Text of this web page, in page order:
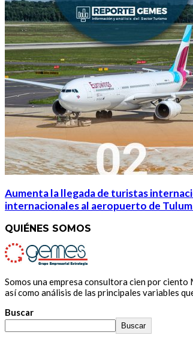
Aumenta la llegada de turistas
internacionales al aeropuerto de
QUIÉNES SOMOS
Somos una empresa consultora cien por
así como análisis de las principales variables
Buscar
Buscar